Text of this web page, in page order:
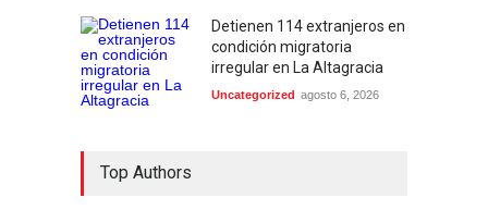
Detienen 114 extranjeros en
condición migratoria
irregular en La Altagracia
Uncategorized agosto 6, 2026
Top Authors